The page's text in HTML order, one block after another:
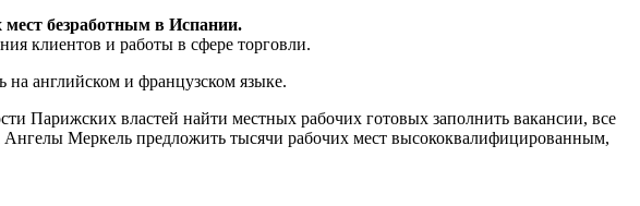
мест безработным в Испании.
клиентов и работы в сфере торговли.
английском и французском языке.
Парижских властей найти местных рабочих готовых заполнить вакансии, все
Ангелы Меркель предложить тысячи рабочих мест высококвалифицированным,